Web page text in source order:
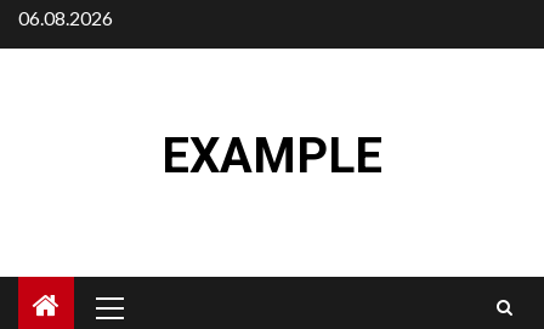
Skip
to
06.08.2026
EXAMPLE
Menu